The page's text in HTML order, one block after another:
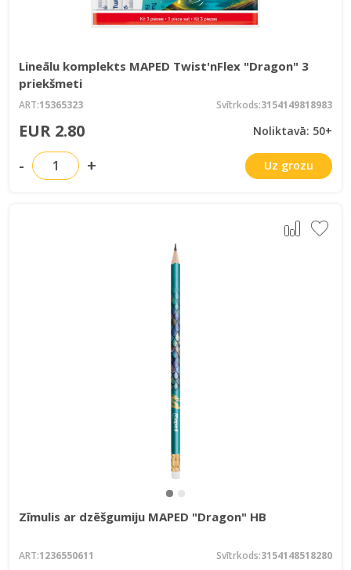
Lineālu komplekts MAPED Twist'nFlex "Dragon" 3
priekšmeti
ART:15365323 Svītrkods:3154149818983
EUR 2.80 Noliktavā: 50+
- + Uz grozu
Zīmulis ar dzēšgumiju MAPED "Dragon" HB
ART:1236550611 Svītrkods:3154148518280